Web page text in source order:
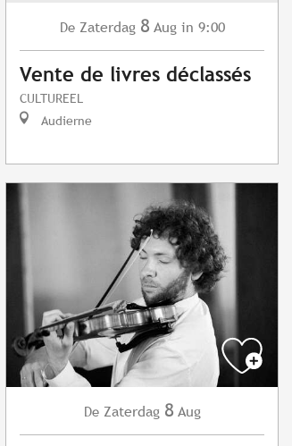
De Zaterdag 8 Aug in 9:00
Vente de livres déclassés
CULTUREEL
Audierne
De Zaterdag 8 Aug